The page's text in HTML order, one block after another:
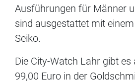
Ausführungen für Männer
sind ausgestattet mit
Seiko.
Die City-Watch Lahr gibt
99,00 Euro in der